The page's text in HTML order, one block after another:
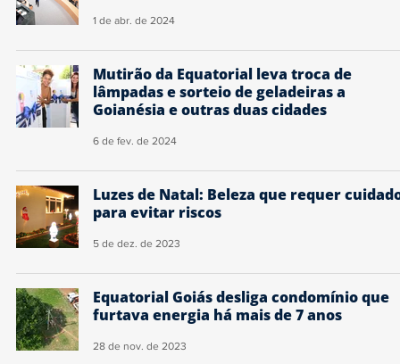
1 de abr. de 2024
Mutirão da Equatorial leva troca de
lâmpadas e sorteio de geladeiras a
Goianésia e outras duas cidades
6 de fev. de 2024
Luzes de Natal: Beleza que requer
para evitar riscos
5 de dez. de 2023
Equatorial Goiás desliga condomínio que
furtava energia há mais de 7 anos
28 de nov. de 2023